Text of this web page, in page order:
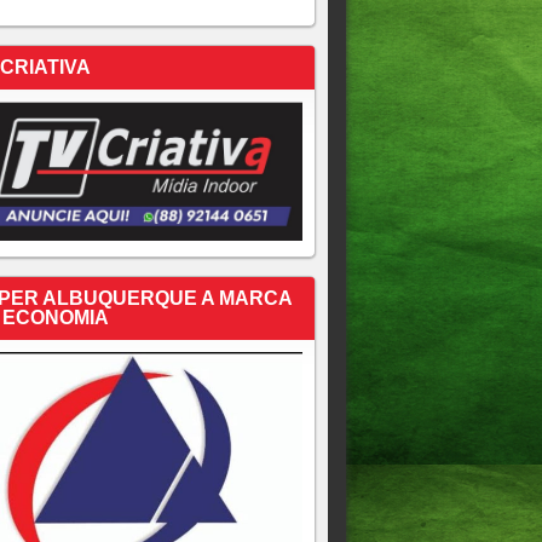
ALBUQUERQUE A MARCA
ECONOMIA